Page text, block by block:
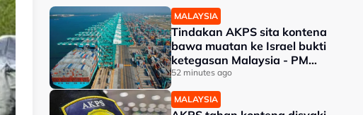
MALAYSIA
Tindakan AKPS sita kontena
bawa muatan ke Israel bukti
ketegasan Malaysia - PM
Anwar
52 minutes ago
MALAYSIA